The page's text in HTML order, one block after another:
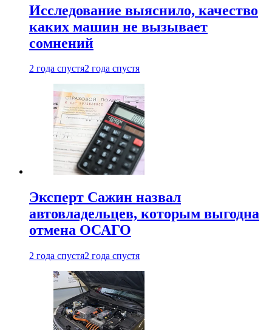
Исследование выяснило, качество
каких машин не вызывает
сомнений
2 года спустя2 года спустя
Эксперт Сажин назвал
автовладельцев, которым выгодна
отмена ОСАГО
2 года спустя2 года спустя